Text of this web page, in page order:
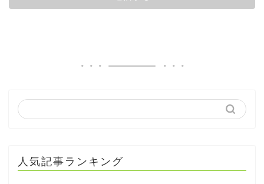
人気記事ランキング